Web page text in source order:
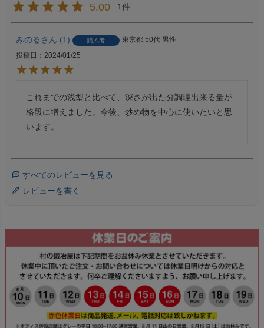
5.00 1
みのる 1 購入者 東京都 50代 男性
投稿日
2024/01/25
これまでの浅型と比べて、深さが出た分調理出来る量が
格段に増えました。今後、炒め物を中心に使いたいと思
います。
すべてのレビューを見る
レビューを書く